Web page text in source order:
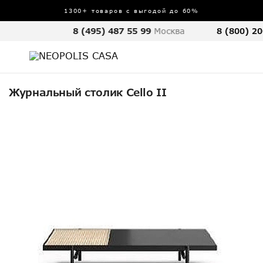
1300+ товаров с выгодой до 60%
8 (495) 487 55 99 Москва 8 (800)
Журнальный столик Cello II